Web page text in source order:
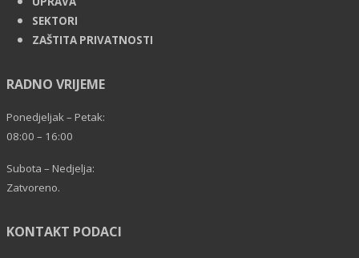
SEKTORI
ZAŠTITA PRIVATNOSTI
RADNO VRIJEME
Ponedjeljak – Petak:
08:00 – 16:00
Subota – Nedjelja:
Zatvoreno.
KONTAKT PODACI